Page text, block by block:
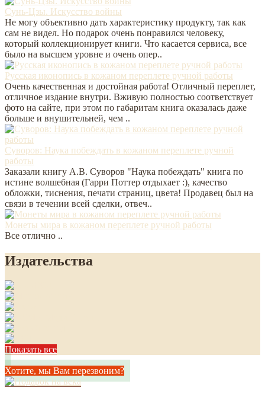
Сунь-Цзы. Искусство войны
Не могу объективно дать характеристику продукту, так как
сам не видел. Но подарок очень понравился человеку,
который коллекционирует книги. Что касается сервиса, все
было на высшем уровне и очень опер..
Русская иконопись в кожаном переплете ручной работы
Очень качественная и достойная работа! Отличный переплет,
отличное издание внутри. Вживую полностью соответствует
фото на сайте, при этом по габаритам книга оказалась даже
больше и внушительней, чем ..
Суворов: Наука побеждать в кожаном переплете ручной
работы
Заказали книгу А.В. Суворов "Наука побеждать" книга по
истине волшебная (Гарри Поттер отдыхает :), качество
обложки, тиснения, печати страниц, цвета! Продавец был на
связи в течении всей сделки, отвеч..
Монеты мира в кожаном переплете ручной работы
Все отлично ..
Издательства
Показать все
Хотите, мы Вам перезвоним?